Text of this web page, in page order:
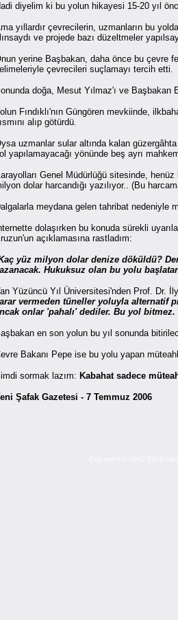
diyelim ki bu yolun hikayesi 15-20 yıl
yıllardır çevrecilerin, uzmanların bu
ve projede bazı düzeltmeler
yerine Başbakan, daha önce bu çevre
çevrecileri suçlamayı tercih etti.
doğa, Mesut Yılmaz'ı ve Başbakan
Fındıklı'nın Güngören mevkiinde,
alıp götürdü.
uzmanlar sular altında kalan
yapılamayacağı yönünde beş ayrı
Genel Müdürlüğü sitesinde,
dolar harcandığı yazılıyor.. (Bu
meydana gelen tahribat nedeniyle
dolaşırken bu konuda sürekli
açıklamasına rastladım:
yüz milyon dolar denize döküldü?
Hukuksuz olan bu yolu
Yüzüncü Yıl Üniversitesi'nden Prof. Dr.
vermeden tüneller yoluyla alternatif
onlar 'pahalı' dediler. Bu yol
en son yolun bu yıl sonunda
Bakanı Pepe ise bu yolu yapan
sormak lazım: Kabahat sadece
Şafak Gazetesi - 7 Temmuz 2006